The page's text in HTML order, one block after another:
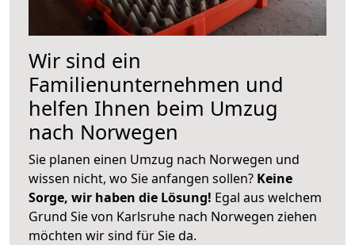
Wir sind ein
Familienunternehmen und
helfen Ihnen beim Umzug
nach Norwegen
Sie planen einen Umzug nach Norwegen und
wissen nicht, wo Sie anfangen sollen? Keine
Sorge, wir haben die Lösung! Egal aus welchem
Grund Sie von Karlsruhe nach Norwegen ziehen
möchten wir sind für Sie da.